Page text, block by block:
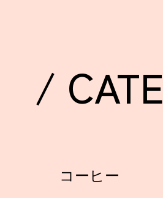
/
コーヒー